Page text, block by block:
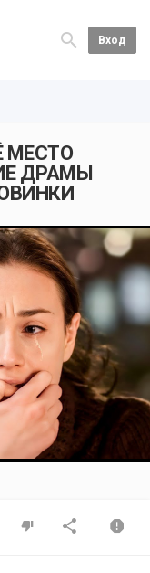
Вход
МЕСТО
ДРАМЫ